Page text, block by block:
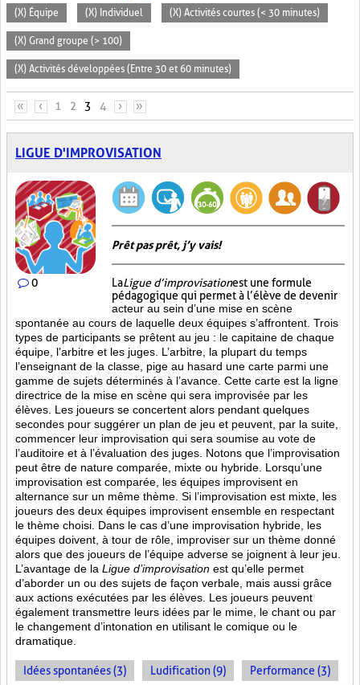
(X) Équipe (X) Individuel (X) Activités courtes (< 30 minutes)
(X) Grand groupe (> 100)
(X) Activités développées (Entre 30 et 60 minutes)
PAGES
« ‹ 1 2 3 4 › »
LIGUE D'IMPROVISATION
0
Prêt pas prêt, j’y vais!
LaLigue d’improvisationest une formule
pédagogique qui permet à l’élève de devenir
acteur au sein d’une mise en scène
spontanée au cours de laquelle deux équipes s’affrontent. Trois
types de participants se prêtent au jeu : le capitaine de chaque
équipe, l’arbitre et les juges. L’arbitre, la plupart du temps
l’enseignant de la classe, pige au hasard une carte parmi une
gamme de sujets déterminés à l’avance. Cette carte est la ligne
directrice de la mise en scène qui sera improvisée par les
élèves. Les joueurs se concertent alors pendant quelques
secondes pour suggérer un plan de jeu et peuvent, par la suite,
commencer leur improvisation qui sera soumise au vote de
l’auditoire et à l’évaluation des juges. Notons que l’improvisation
peut être de nature comparée, mixte ou hybride. Lorsqu’une
improvisation est comparée, les équipes improvisent en
alternance sur un même thème. Si l’improvisation est mixte, les
joueurs des deux équipes improvisent ensemble en respectant
le thème choisi. Dans le cas d’une improvisation hybride, les
équipes doivent, à tour de rôle, improviser sur un thème donné
alors que des joueurs de l’équipe adverse se joignent à leur jeu.
L’avantage de la Ligue d’improvisation est qu’elle permet
d’aborder un ou des sujets de façon verbale, mais aussi grâce
aux actions exécutées par les élèves. Les joueurs peuvent
également transmettre leurs idées par le mime, le chant ou par
le changement d’intonation en utilisant le comique ou le
dramatique.
Idées spontanées (3) Ludification (9) Performance (3)